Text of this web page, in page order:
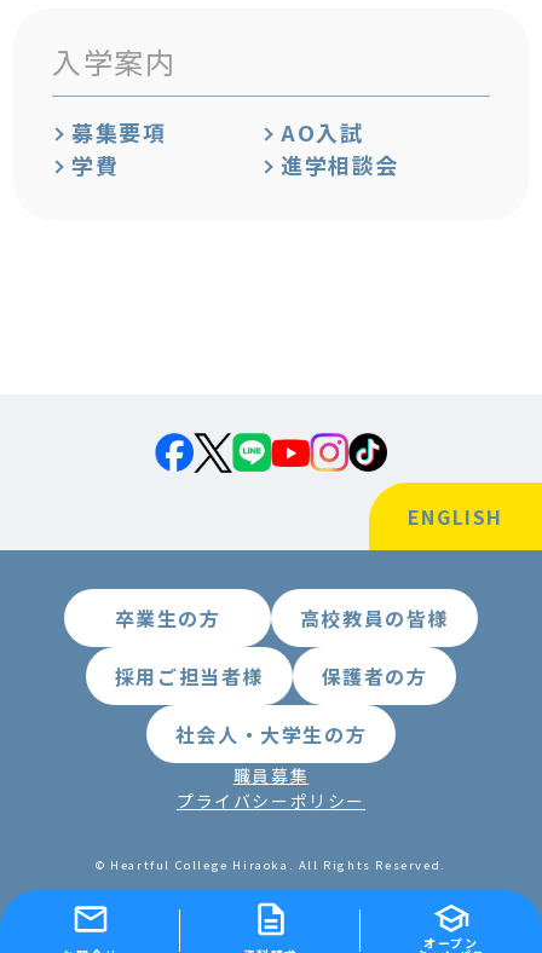
入学案内
募集要項
AO入試
学費
進学相談会
オープン
卒業生の方
高校教員の皆様
採用ご担当者様
保護者の方
社会人・大学生の方
職員募集
プライバシーポリシー
© Heartful College Hiraoka. All Rights Reserved.
ENGLISH